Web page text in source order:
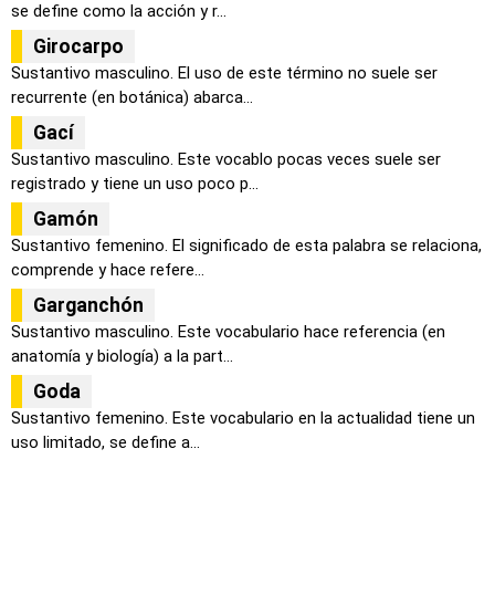
se define como la acción y r...
Girocarpo
Sustantivo masculino. El uso de este término no suele ser
recurrente (en botánica) abarca...
Gací
Sustantivo masculino. Este vocablo pocas veces suele ser
registrado y tiene un uso poco p...
Gamón
Sustantivo femenino. El significado de esta palabra se relaciona,
comprende y hace refere...
Garganchón
Sustantivo masculino. Este vocabulario hace referencia (en
anatomía y biología) a la part...
Goda
Sustantivo femenino. Este vocabulario en la actualidad tiene un
uso limitado, se define a...